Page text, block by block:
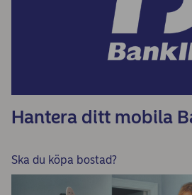
Hantera ditt mobila
Ska du köpa bostad?